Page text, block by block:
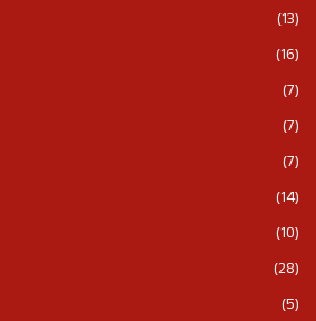
(13)
(16)
(7)
(7)
(7)
(14)
(10)
(28)
(5)